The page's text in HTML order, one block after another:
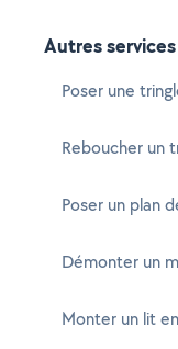
Autres services
Poser une
Reboucher un
Poser un plan
Démonter un
Monter un lit